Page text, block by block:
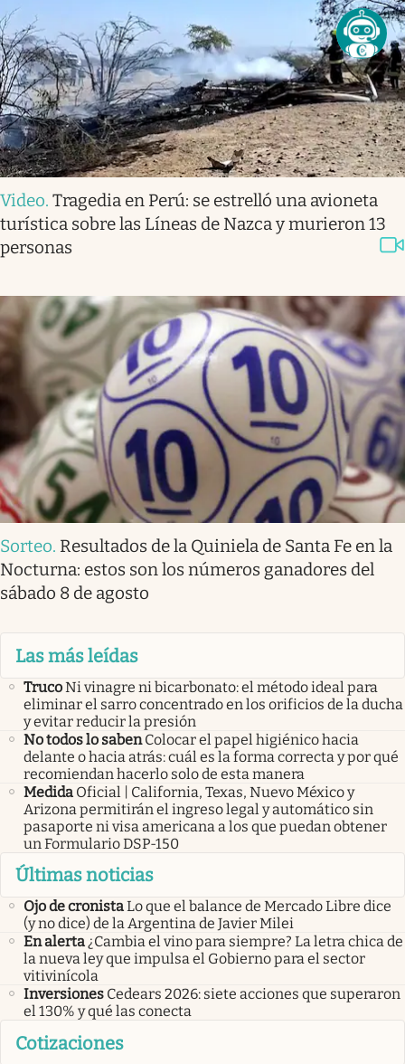
Video. Tragedia en Perú: se estrelló una avioneta
turística sobre las Líneas de Nazca y murieron 13
personas
Sorteo. Resultados de la Quiniela de Santa Fe en la
Nocturna: estos son los números ganadores del
sábado 8 de agosto
Las más leídas
TrucoNi vinagre ni bicarbonato: el método ideal para
eliminar el sarro concentrado en los orificios de la ducha
y evitar reducir la presión
No todos lo saben Colocar el papel higiénico hacia
delante o hacia atrás: cuál es la forma correcta y por qué
recomiendan hacerlo solo de esta manera
Medida Oficial | California, Texas, Nuevo México y
Arizona permitirán el ingreso legal y automático sin
pasaporte ni visa americana a los que puedan obtener
un Formulario DSP-150
Últimas noticias
Ojo de cronistaLo que el balance de Mercado Libre dice
(y no dice) de la Argentina de Javier Milei
En alerta¿Cambia el vino para siempre? La letra chica de
la nueva ley que impulsa el Gobierno para el sector
vitivinícola
Inversiones Cedears 2026: siete acciones que superaron
el 130% y qué las conecta
Cotizaciones